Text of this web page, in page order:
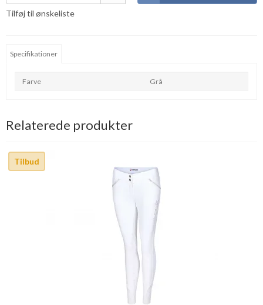
Tilføj til ønskeliste
Specifikationer
Farve Grå
Relaterede produkter
Tilbud